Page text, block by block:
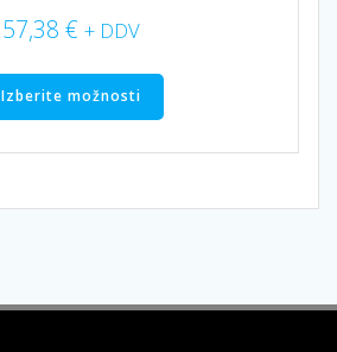
57,38 € + DDV
Izberite možnosti
Ta
ima
več
strani